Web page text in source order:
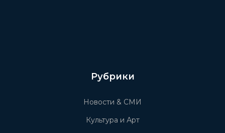
Рубрики
Новости & СМИ
Культура и Арт